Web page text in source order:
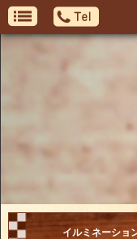
イルミネーショ